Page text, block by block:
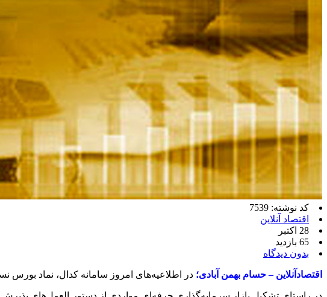
کد نوشته: 7539
اقتصاد آنلاین
28 اکتبر
65 بازدید
بدون دیدگاه
اقتصادآنلاین – حسام بهمن آبادی؛ در اطلاعیه‌های امروز سامانه کدال، نماد